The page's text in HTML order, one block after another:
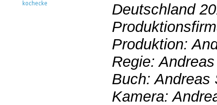
Deutschland
Produktion:
Regie:
Buch: Andreas
Kamera: